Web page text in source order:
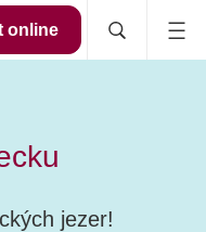
online
jezer!